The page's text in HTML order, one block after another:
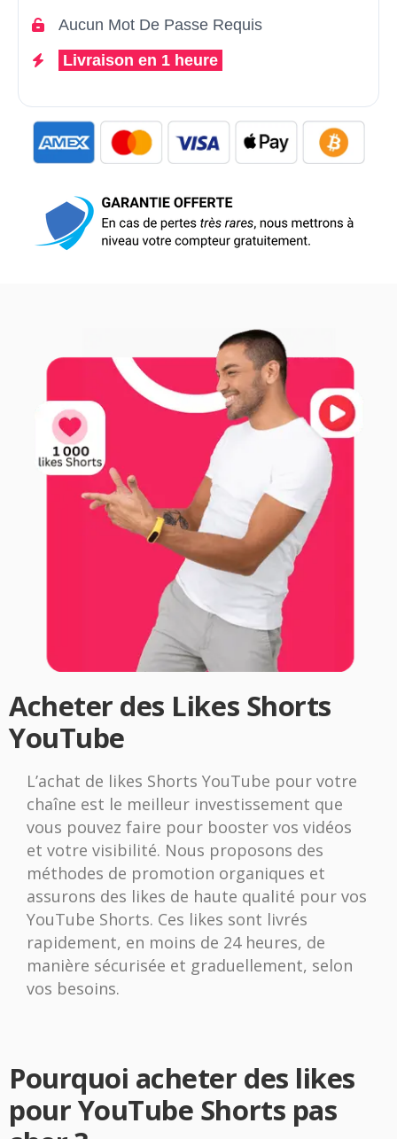
Aucun Mot De Passe Requis
Livraison en 1 heure
Acheter des Likes Shorts
YouTube
L’achat de likes Shorts YouTube pour votre
chaîne est le meilleur investissement que
vous pouvez faire pour booster vos vidéos
et votre visibilité. Nous proposons des
méthodes de promotion organiques et
assurons des likes de haute qualité pour vos
YouTube Shorts. Ces likes sont livrés
rapidement, en moins de 24 heures, de
manière sécurisée et graduellement, selon
vos besoins.
Pourquoi acheter des likes
pour YouTube Shorts pas